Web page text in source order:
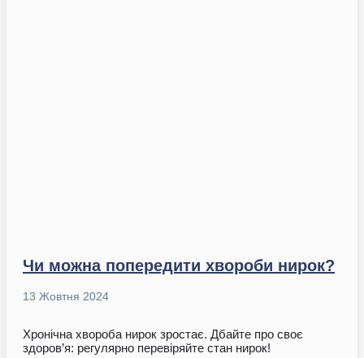
Чи можна попередити хвороби нирок?
13 Жовтня 2024
Хронічна хвороба нирок зростає. Дбайте про своє
здоров’я: регулярно перевіряйте стан нирок!